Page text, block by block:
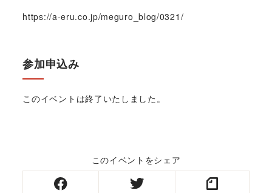
https://a-eru.co.jp/meguro_blog/0321/
参加申込み
このイベントは終了いたしました。
このイベントをシェア